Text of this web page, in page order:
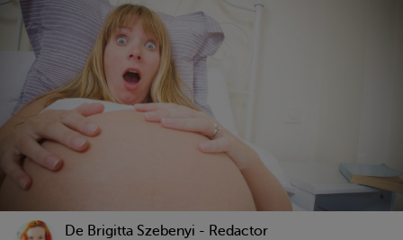
De Brigitta Szebenyi - Redactor